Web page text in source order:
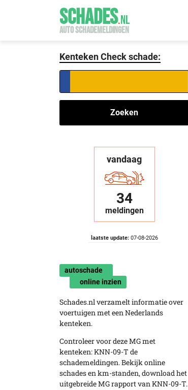
SCHADES.NL
AUTO SCHADEMELDINGEN
Kenteken Check schade:
Zoeken
vandaag
34
meldingen
laatste update:07-08-2026
autoschade
online inzien
Schades.nl verzamelt informatie over
voertuigen met een Nederlands
kenteken.
Controleer voor deze MG met
kenteken: KNN-09-T de
schademeldingen. Bekijk online
schades en km-standen, download het
uitgebreide MG rapport van KNN-09-T.